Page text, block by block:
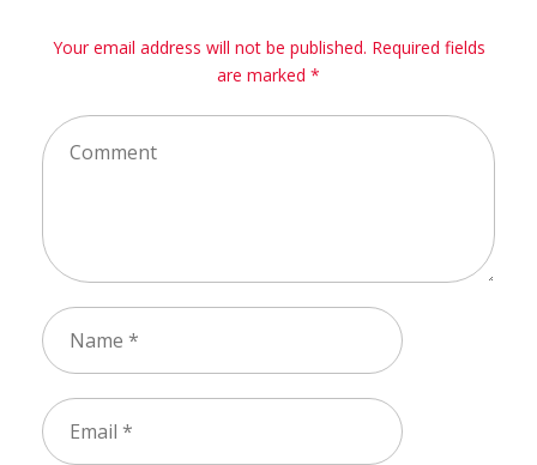
Your email address will not be published. Required fields
are marked *